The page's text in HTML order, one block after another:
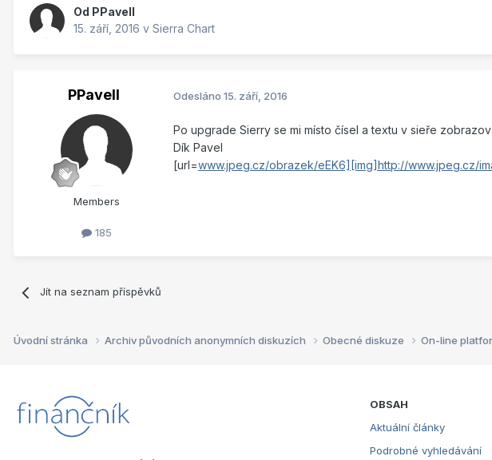
Od PPavell
15. září, 2016 v Sierra Chart
PPavell
Members
185
Odesláno 15. září, 2016
Po upgrade Sierry se mi místo čísel a textu v sieře
Dík Pavel
[url=www.jpeg.cz/obrazek/eEK6][img]http://www.jpeg.cz/
Jít na seznam příspěvků
Úvodní stránka Archiv původních anonymních diskuzích Obecné diskuze On-line
OBSAH
Aktuální články
Podrobné vyhledávání